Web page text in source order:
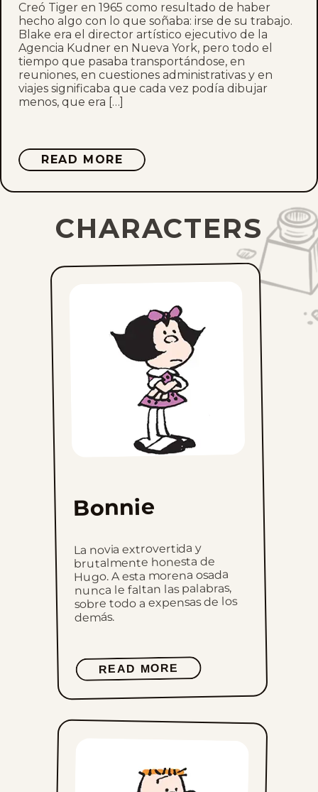
Creó Tiger en 1965 como resultado de haber
hecho algo con lo que soñaba: irse de su trabajo.
Blake era el director artístico ejecutivo de la
Agencia Kudner en Nueva York, pero todo el
tiempo que pasaba transportándose, en
reuniones, en cuestiones administrativas y en
viajes significaba que cada vez podía dibujar
menos, que era […]
READ MORE ABOUT
BUD
[S]
CHARACTERS
Bonnie
La novia extrovertida y
brutalmente honesta de
Hugo. A esta morena osada
nunca le faltan las palabras,
sobre todo a expensas de los
demás.
READ MORE